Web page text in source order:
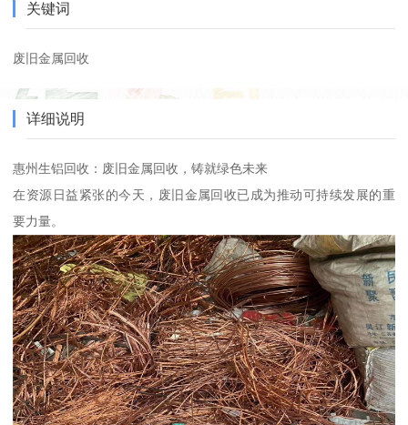
关键词
废旧金属回收
详细说明
惠州生铝回收：废旧金属回收，铸就绿色未来
在资源日益紧张的今天，废旧金属回收已成为推动可持续发展的重
要力量。